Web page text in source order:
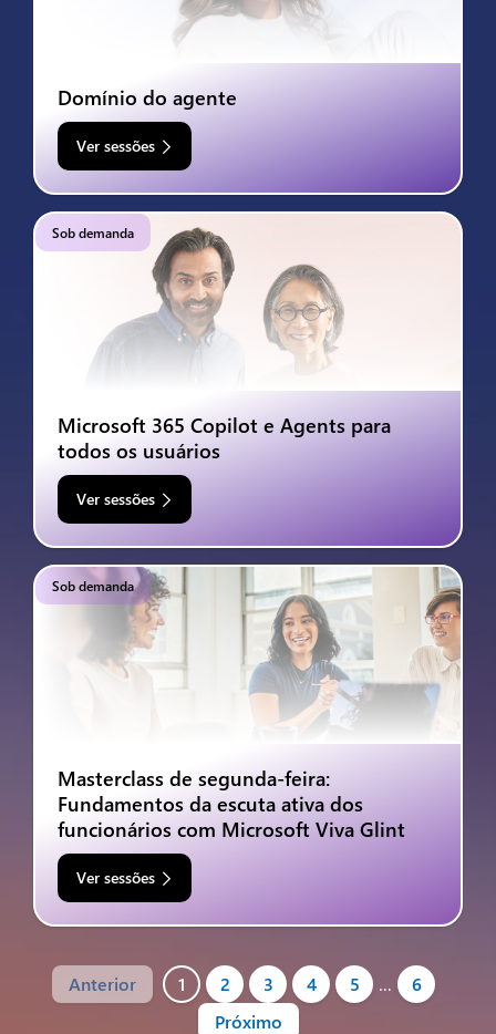
Domínio do agente
Ver sessões
Sob demanda
Microsoft 365 Copilot e Agents para
todos os usuários
Ver sessões
Sob demanda
Masterclass de segunda-feira:
Fundamentos da escuta ativa dos
funcionários com Microsoft Viva Glint
Ver sessões
Anterior 1 2 3 4 5 …
6
Próximo